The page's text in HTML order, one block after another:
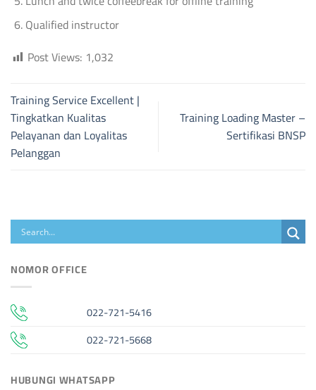
Qualified instructor
Post Views: 1,032
Training Service Excellent |
Tingkatkan Kualitas
Pelayanan dan Loyalitas
Pelanggan
Training Loading Master –
Sertifikasi BNSP
NOMOR OFFICE
022-721-5416
022-721-5668
HUBUNGI WHATSAPP